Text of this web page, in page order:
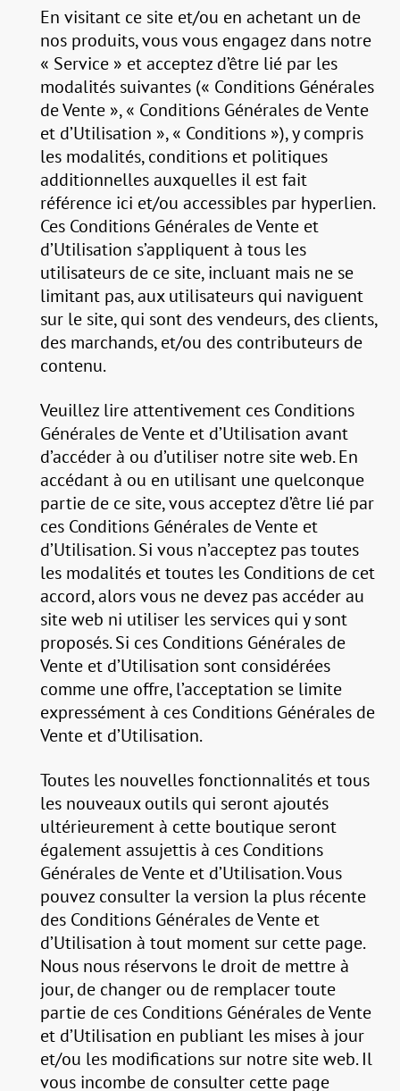
En visitant ce site et/ou en achetant un de
nos produits, vous vous engagez dans notre
« Service » et acceptez d’être lié par les
modalités suivantes (« Conditions Générales
de Vente », « Conditions Générales de Vente
et d’Utilisation », « Conditions »), y compris
les modalités, conditions et politiques
additionnelles auxquelles il est fait
référence ici et/ou accessibles par hyperlien.
Ces Conditions Générales de Vente et
d’Utilisation s’appliquent à tous les
utilisateurs de ce site, incluant mais ne se
limitant pas, aux utilisateurs qui naviguent
sur le site, qui sont des vendeurs, des clients,
des marchands, et/ou des contributeurs de
contenu.
Veuillez lire attentivement ces Conditions
Générales de Vente et d’Utilisation avant
d’accéder à ou d’utiliser notre site web. En
accédant à ou en utilisant une quelconque
partie de ce site, vous acceptez d’être lié par
ces Conditions Générales de Vente et
d’Utilisation. Si vous n’acceptez pas toutes
les modalités et toutes les Conditions de cet
accord, alors vous ne devez pas accéder au
site web ni utiliser les services qui y sont
proposés. Si ces Conditions Générales de
Vente et d’Utilisation sont considérées
comme une offre, l’acceptation se limite
expressément à ces Conditions Générales de
Vente et d’Utilisation.
Toutes les nouvelles fonctionnalités et tous
les nouveaux outils qui seront ajoutés
ultérieurement à cette boutique seront
également assujettis à ces Conditions
Générales de Vente et d’Utilisation. Vous
pouvez consulter la version la plus récente
des Conditions Générales de Vente et
d’Utilisation à tout moment sur cette page.
Nous nous réservons le droit de mettre à
jour, de changer ou de remplacer toute
partie de ces Conditions Générales de Vente
et d’Utilisation en publiant les mises à jour
et/ou les modifications sur notre site web. Il
vous incombe de consulter cette page